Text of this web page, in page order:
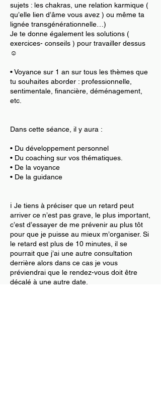
sujets : les chakras, une relation karmique (
qu’elle lien d’âme vous avez ) ou même ta
lignée transgénérationnelle…)
Je te donne également les solutions (
exercices- conseils ) pour travailler dessus
☺️
• Voyance sur 1 an sur tous les thèmes que
tu souhaites aborder : professionnelle,
sentimentale, financière, déménagement,
etc.
Dans cette séance, il y aura :
• Du développement personnel
• Du coaching sur vos thématiques.
• De la voyance
• De la guidance
ℹ️ Je tiens à préciser que un retard peut
arriver ce n’est pas grave, le plus important,
c’est d’essayer de me prévenir au plus tôt
pour que je puisse au mieux m’organiser. Si
le retard est plus de 10 minutes, il se
pourrait que j’ai une autre consultation
derrière alors dans ce cas je vous
préviendrai que le rendez-vous doit être
décalé à une autre date.